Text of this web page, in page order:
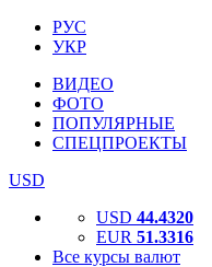
РУС
УКР
ВИДЕО
ФОТО
ПОПУЛЯРНЫЕ
СПЕЦПРОЕКТЫ
USD
USD 44.4320
EUR 51.3316
Все курсы валют